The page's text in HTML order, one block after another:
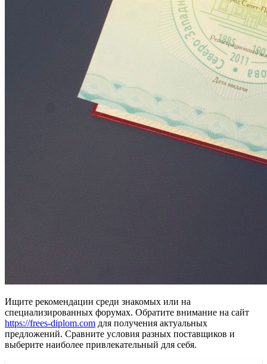
Ищите рекомендации среди знакомых или на
специализированных форумах. Обратите внимание на сайт
https://frees-diplom.com для получения актуальных
предложений. Сравните условия разных поставщиков и
выберите наиболее привлекательный для себя.